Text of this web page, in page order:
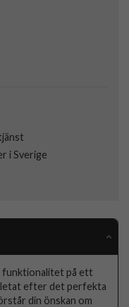
i Sverige
funktionalitet på ett
efter det perfekta
din önskan om